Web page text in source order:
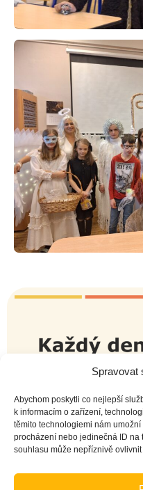
Spravovat
Abychom poskytli co nejlepší
k informacím o zařízení,
těmito technologiemi nám
procházení nebo jedinečná ID
souhlasu může nepříznivě
Naše